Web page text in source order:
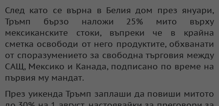
След като се върна в Белия дом през януари,
Тръмп бързо наложи 25% мито върху
мексиканските стоки, въпреки че в крайна
сметка освободи от него продуктите, обхванати
от споразумението за свободна търговия между
САЩ, Мексико и Канада, подписано по време на
първия му мандат.
През уикенда Тръмп заплаши да повиши митото